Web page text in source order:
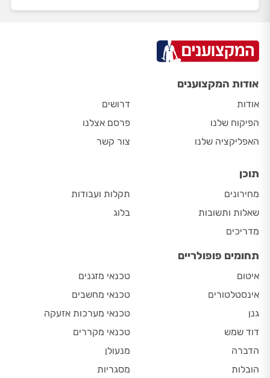
אודות המקצוענים
אודות
הפיקוח שלנו
האפליקציה שלנו
דרושים
פרסם אצלנו
צור קשר
תוכן
מחירונים
שאלות ותשובות
מדריכים
תקלות ועבודות
בלוג
תחומים פופולריים
איטום
אינסטלטורים
גנן
דוד שמש
הדברה
הובלות
טכנאי מזגנים
טכנאי מחשבים
טכנאי מערכות אזעקה
טכנאי מקררים
מנעולן
מסגריות